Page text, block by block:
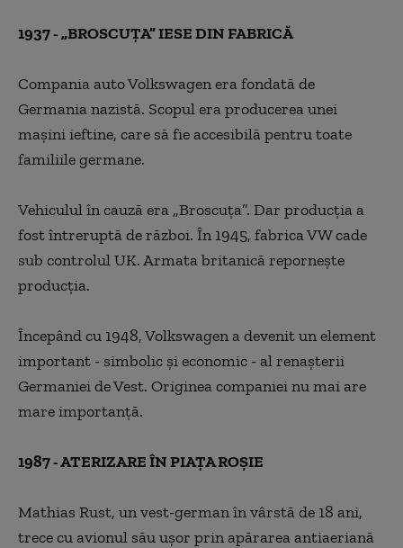
1937 - „BROSCUȚA” IESE DIN FABRICĂ
Compania auto Volkswagen era fondată de
Germanianazistă. Scopul era producerea unei
mașini ieftine, care să fie accesibilă pentru toate
familiile germane.
Vehiculul în cauză era „Broscuța”. Dar producția a
fostîntreruptă de război. În 1945, fabrica VW cade
sub controlul UK. Armata britanică repornește
producția.
Începând cu 1948, Volkswagen a devenit un element
important - simbolic și economic - al renașterii
Germanieide Vest. Originea companiei nu mai are
mare importanță.
1987 - ATERIZARE ÎN PIAȚA ROȘIE
Mathias Rust, un vest-german în vârstă de 18 ani,
trece cu avionul său ușor prin apărarea antiaeriană